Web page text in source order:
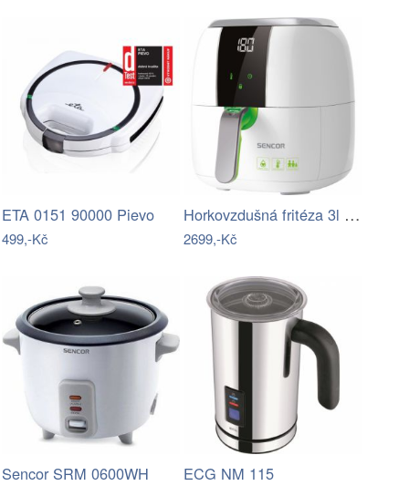
ETA 0151 90000 Pievo
499,-Kč
Horkovzdušná fritéza 3l SENCOR SFR…
2699,-Kč
Sencor SRM 0600WH ECG NM 115